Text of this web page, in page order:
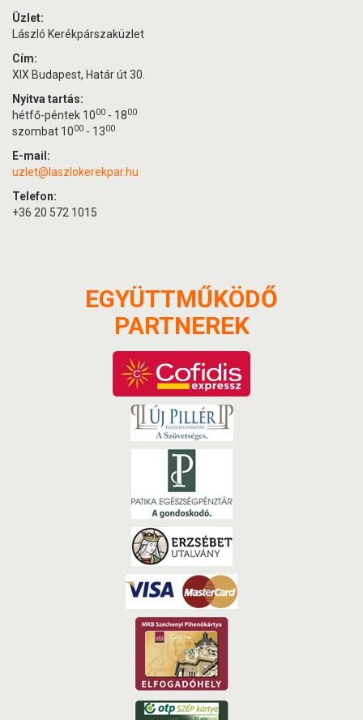
Üzlet:
László Kerékpárszaküzlet
Cím:
XIX Budapest, Határ út 30.
Nyitva tartás:
hétfő-péntek 1000 - 1800
szombat 1000 - 1300
E-mail:
uzlet@laszlokerekpar.hu
Telefon:
+36 20 572 1015
EGYÜTTMŰKÖDŐ
PARTNEREK